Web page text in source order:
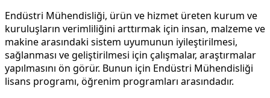
Endüstri Mühendisliği, ürün ve hizmet üreten kurum ve
kuruluşların verimliliğini arttırmak için insan, malzeme ve
makine arasındaki sistem uyumunun iyileştirilmesi,
sağlanması ve geliştirilmesi için çalışmalar, araştırmalar
yapılmasını ön görür. Bunun için Endüstri Mühendisliği
lisans programı, öğrenim programları arasındadır.